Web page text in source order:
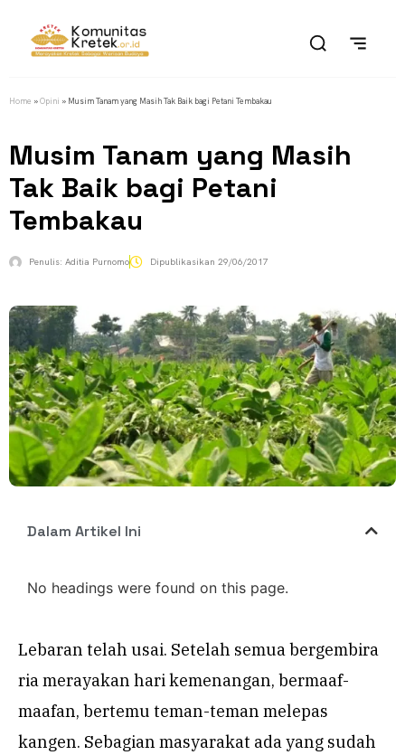
Home »Opini » Musim Tanam yang Masih Tak Baik bagi Petani Tembakau
Musim Tanam yang Masih
Tak Baik bagi Petani
Tembakau
Penulis: Aditia Purnomo Dipublikasikan 29/06/2017
Dalam Artikel Ini
No headings were found on this page.
Lebaran telah usai. Setelah semua bergembira
ria merayakan hari kemenangan, bermaaf-
maafan, bertemu teman-teman melepas
kangen. Sebagian masyarakat ada yang sudah